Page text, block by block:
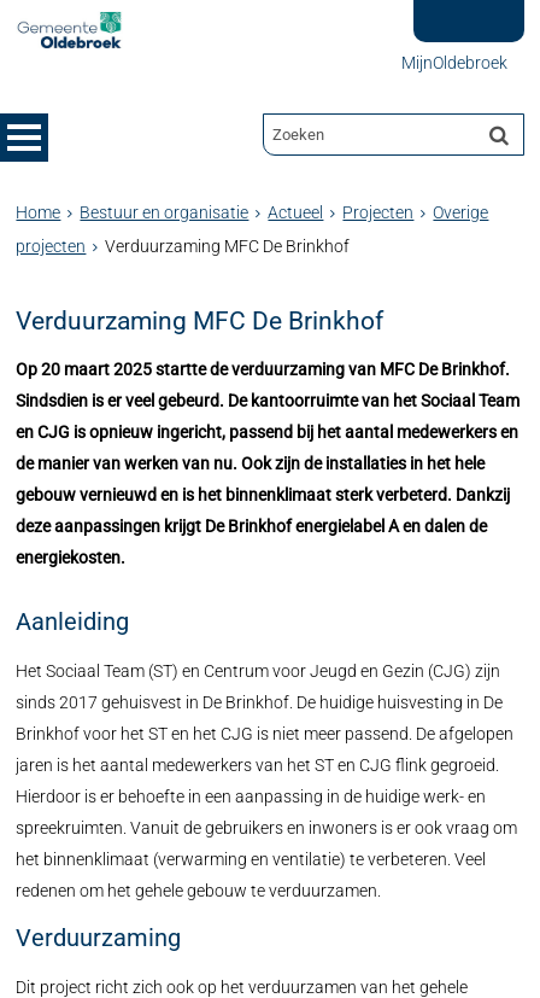
MijnOldebroek
Home Bestuur en organisatie Actueel Projecten
Overige
projecten
Verduurzaming MFC De Brinkhof
Verduurzaming MFC De Brinkhof
Op 20 maart 2025 startte de verduurzaming van MFC De Brinkhof.
Sindsdien is er veel gebeurd. De kantoorruimte van het Sociaal Team
en CJG is opnieuw ingericht, passend bij het aantal medewerkers en
de manier van werken van nu. Ook zijn de installaties in het hele
gebouw vernieuwd en is het binnenklimaat sterk verbeterd. Dankzij
deze aanpassingen krijgt De Brinkhof energielabel A en dalen de
energiekosten.
Aanleiding
Het Sociaal Team (ST) en Centrum voor Jeugd en Gezin (CJG) zijn
sinds 2017 gehuisvest in De Brinkhof. De huidige huisvesting in De
Brinkhof voor het ST en het CJG is niet meer passend. De afgelopen
jaren is het aantal medewerkers van het ST en CJG flink gegroeid.
Hierdoor is er behoefte in een aanpassing in de huidige werk- en
spreekruimten. Vanuit de gebruikers en inwoners is er ook vraag om
het binnenklimaat (verwarming en ventilatie) te verbeteren. Veel
redenen om het gehele gebouw te verduurzamen.
Verduurzaming
Dit project richt zich ook op het verduurzamen van het gehele